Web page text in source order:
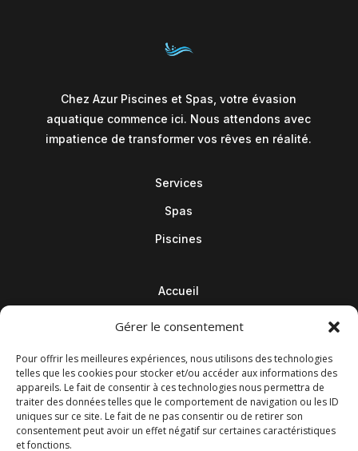
Gérer le consentement
Pour offrir les meilleures expériences, nous utilisons des technologies
telles que les cookies pour stocker et/ou accéder aux informations des
appareils. Le fait de consentir à ces technologies nous permettra de
traiter des données telles que le comportement de navigation ou les ID
uniques sur ce site. Le fait de ne pas consentir ou de retirer son
consentement peut avoir un effet négatif sur certaines caractéristiques
et fonctions.
Chez Azur Piscines et Spas, votre évasion
aquatique commence ici. Nous attendons avec
impatience de transformer vos rêves en réalité.
Services
Spas
Piscines
Accueil